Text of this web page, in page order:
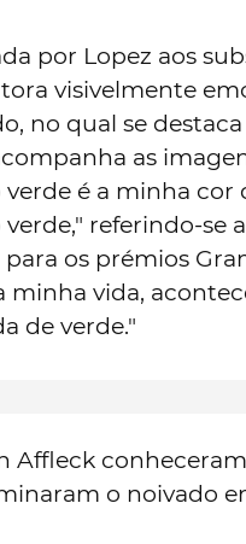
por Lopez aos
visivelmente
no qual se
as
é a minha cor
referindo-se
os prémios
vida,
de verde."
Affleck
o noivado